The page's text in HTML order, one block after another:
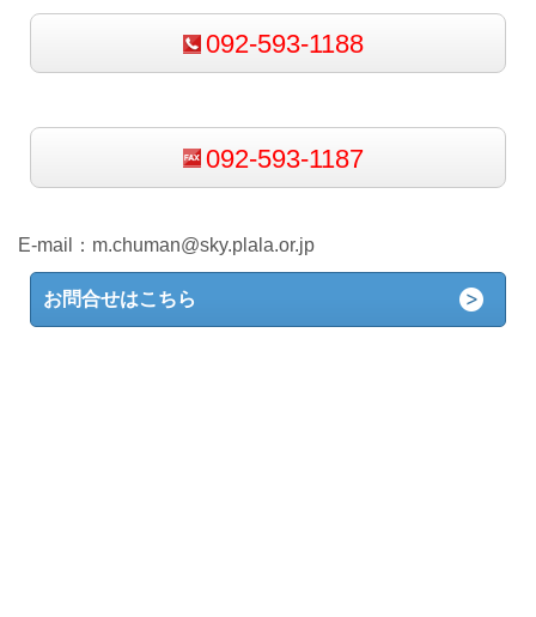
092-593-1188
092-593-1187
E-mail： m.chuman@sky.plala.or.jp
お問合せはこちら